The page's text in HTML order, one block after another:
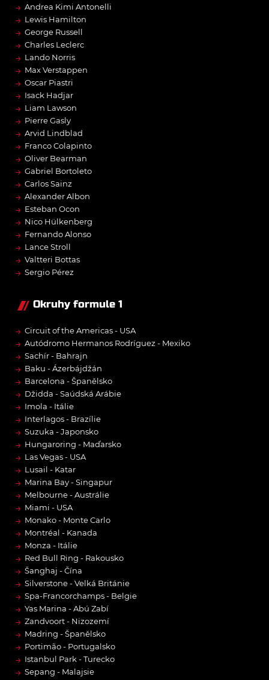
→ Andrea Kimi Antonelli
→ Lewis Hamilton
→ George Russell
→ Charles Leclerc
→ Lando Norris
→ Max Verstappen
→ Oscar Piastri
→ Isack Hadjar
→ Liam Lawson
→ Pierre Gasly
→ Arvid Lindblad
→ Franco Colapinto
→ Oliver Bearman
→ Gabriel Bortoleto
→ Carlos Sainz
→ Alexander Albon
→ Esteban Ocon
→ Nico Hülkenberg
→ Fernando Alonso
→ Lance Stroll
→ Valtteri Bottas
→ Sergio Pérez
Okruhy formule 1
→ Circuit of the Americas - USA
→ Autódromo Hermanos Rodríguez - Mexiko
→ Sachír - Bahrajn
→ Baku - Ázerbájdžán
→ Barcelona - Španělsko
→ Džidda - Saúdská Arábie
→ Imola - Itálie
→ Interlagos - Brazílie
→ Suzuka - Japonsko
→ Hungaroring - Maďarsko
→ Las Vegas - USA
→ Lusail - Katar
→ Marina Bay - Singapur
→ Melbourne - Austrálie
→ Miami - USA
→ Monako - Monte Carlo
→ Montréal - Kanada
→ Monza - Itálie
→ Red Bull Ring - Rakousko
→ Šanghaj - Čína
→ Silverstone - Velká Británie
→ Spa-Francorchamps - Belgie
→ Yas Marina - Abú Zabí
→ Zandvoort - Nizozemí
→ Madring - Španělsko
→ Portimão - Portugalsko
→ Istanbul Park - Turecko
→ Sepang - Malajsie